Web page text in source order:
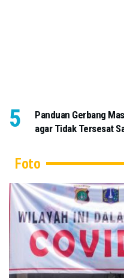
Panduan Gerbang
agar Tidak Tersesat
Foto